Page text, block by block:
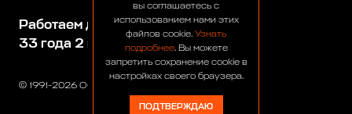
© 1991-2026 ООО «Сервис 4х4»
Работаем для вас:
33 года 2 месяца 25 дней
вы соглашаетесь с
использованием нами этих
файлов cookie. Узнать
подробнее. Вы можете
запретить сохранение cookie в
настройках своего браузера.
ПОДТВЕРЖДАЮ